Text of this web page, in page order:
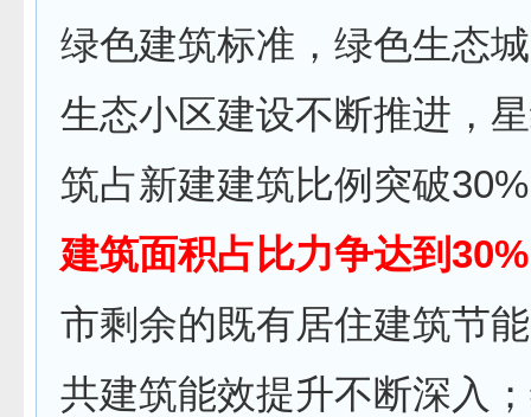
绿色建筑标准，绿色生态
生态小区建设不断推进，
筑占新建建筑比例突破
建筑面积占比力争达到
市剩余的既有居住建筑节
共建筑能效提升不断深入